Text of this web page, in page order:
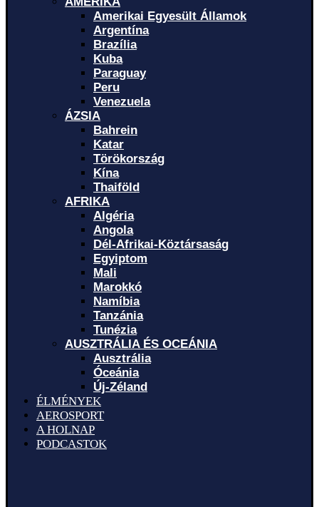
Amerikai Egyesült Államok
Argentína
Brazília
Kuba
Paraguay
Peru
Venezuela
ÁZSIA
Bahrein
Katar
Törökország
Kína
Thaiföld
AFRIKA
Algéria
Angola
Dél-Afrikai-Köztársaság
Egyiptom
Mali
Marokkó
Namíbia
Tanzánia
Tunézia
AUSZTRÁLIA ÉS OCEÁNIA
Ausztrália
Óceánia
Új-Zéland
ÉLMÉNYEK
AEROSPORT
A HOLNAP
PODCASTOK